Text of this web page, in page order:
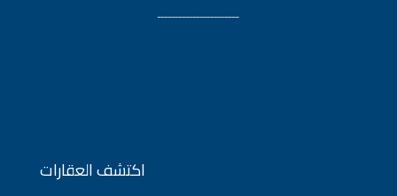
ـــــــــــــــــــــــ
اكتشف العقارات